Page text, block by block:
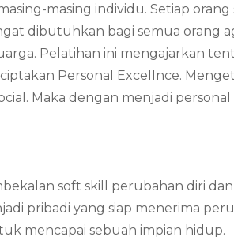
masing individu. Setiap
dibutuhkan bagi semua orang
Pelatihan ini mengajarkan
Personal Excellnce.
Maka dengan menjadi
soft skill perubahan diri
pribadi yang siap menerima
mencapai sebuah impian hidup.